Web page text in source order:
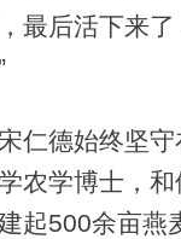
最后活下来
德始终坚守
农学博士，和
起500余亩燕